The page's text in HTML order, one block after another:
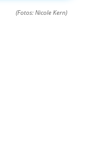
(Fotos: Nicole Kern)